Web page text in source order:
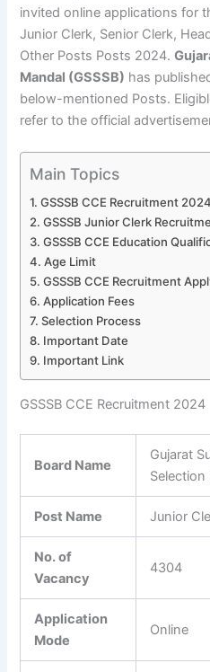
invited online applications for
Junior Clerk, Senior Clerk,
Other Posts Posts 2024.
Mandal (GSSSB) has
below-mentioned Posts.
refer to the official
Main Topics
GSSSB CCE Recruitment 2024
GSSSB Junior Clerk
GSSSB CCE Education
Age Limit
GSSSB CCE Recruitment
Application Fees
Selection Process
Important Date
Important Link
GSSSB CCE Recruitment 2024
Board Name
Gujarat
Selection
Post Name Junior
No. of
Vacancy
4304
Application
Mode
Online